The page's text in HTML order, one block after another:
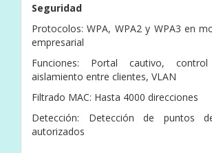
Seguridad
Protocolos: WPA, WPA2 y WPA3 en
empresarial
Funciones: Portal cautivo,
aislamiento entre clientes, VLAN
Filtrado MAC: Hasta 4000 direcciones
Detección: Detección de puntos
autorizados